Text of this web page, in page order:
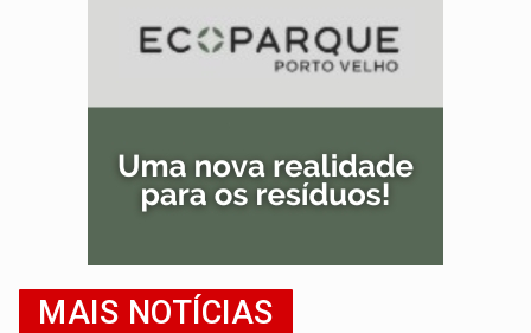
MAIS NOTÍCIAS